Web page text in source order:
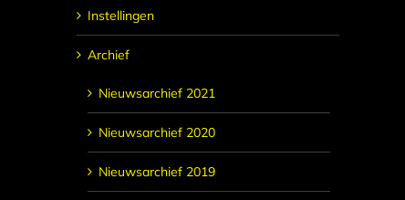
Instellingen
Archief
Nieuwsarchief 2021
Nieuwsarchief 2020
Nieuwsarchief 2019